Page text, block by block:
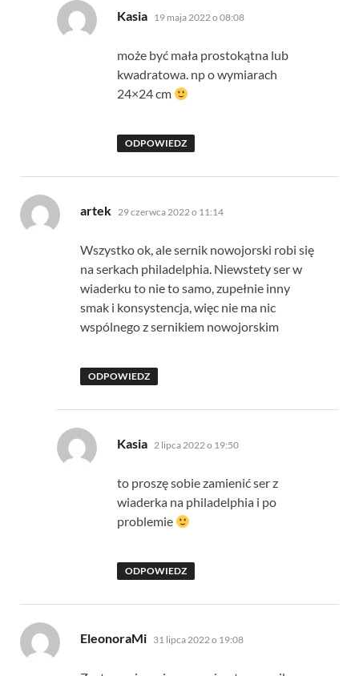
Kasia pisze:
19 maja 2022 o 08:08
może być mała prostokątna lub
kwadratowa. np o wymiarach
24×24 cm
ODPOWIEDZ
artek pisze:
29 czerwca 2022 o 11:14
Wszystko ok, ale sernik nowojorski robi się
na serkach philadelphia. Niewstety ser w
wiaderku to nie to samo, zupełnie inny
smak i konsystencja, więc nie ma nic
wspólnego z sernikiem nowojorskim
ODPOWIEDZ
Kasia pisze:
2 lipca 2022 o 19:50
to proszę sobie zamienić ser z
wiaderka na philadelphia i po
problemie
ODPOWIEDZ
EleonoraMi pisze:
31 lipca 2022 o 19:08